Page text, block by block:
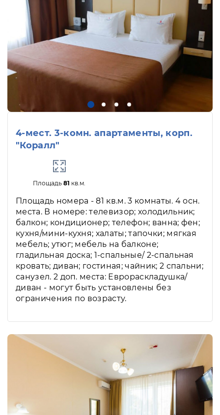
4-мест. 3-комн. апартаменты, корп.
"Коралл"
Площадь81 кв.м.
Площадь номера - 81 кв.м. 3 комнаты. 4 осн.
места. В номере: телевизор; холодильник;
балкон; кондиционер; телефон; ванна; фен;
кухня/мини-кухня; халаты; тапочки; мягкая
мебель; утюг; мебель на балконе;
гладильная доска; 1-спальные/ 2-спальная
кровать; диван; гостиная; чайник; 2 спальни;
санузел. 2 доп. места: Еврораскладушка/
диван - могут быть установлены без
ограничения по возрасту.